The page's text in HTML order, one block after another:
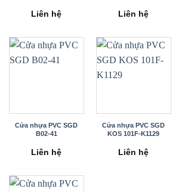
Liên hệ Liên hệ
Cửa nhựa PVC SGD
B02-41
Liên hệ
Cửa nhựa PVC SGD
KOS 101F-K1129
Liên hệ